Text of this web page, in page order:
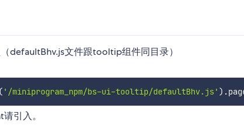
defaultBhv.js文件跟tooltip组件同目录）
'/miniprogram_npm/bs-ui-tooltip/defaultBhv.js' ) .
引入。